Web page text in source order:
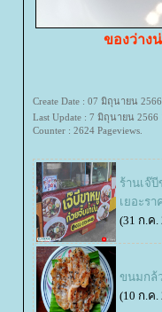
ของว่า
Create Date : 07 มิถุนายน 2566
Last Update : 7 มิถุนายน 2566
Counter : 2624 Pageviews.
ร้านเจ๊
เยอะรา
(31 ก.ค.
ขนมกล้
(10 ก.ค.